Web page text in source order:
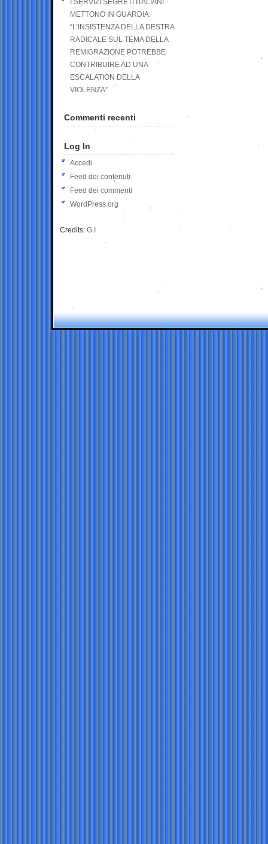
I SERVIZI SEGRETI ITALIANI
METTONO IN GUARDIA:
“L’INSISTENZA DELLA DESTRA
RADICALE SUL TEMA DELLA
REMIGRAZIONE POTREBBE
CONTRIBUIRE AD UNA
ESCALATION DELLA
VIOLENZA”
Commenti recenti
Log In
Accedi
Feed dei contenuti
Feed dei commenti
WordPress.org
Credits: G.I